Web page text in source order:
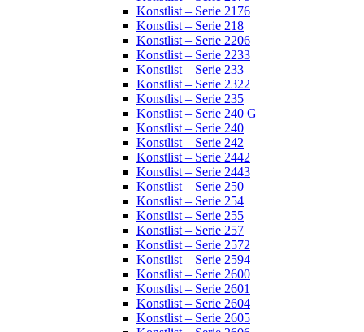
Konstlist – Serie 2176
Konstlist – Serie 218
Konstlist – Serie 2206
Konstlist – Serie 2233
Konstlist – Serie 233
Konstlist – Serie 2322
Konstlist – Serie 235
Konstlist – Serie 240 G
Konstlist – Serie 240
Konstlist – Serie 242
Konstlist – Serie 2442
Konstlist – Serie 2443
Konstlist – Serie 250
Konstlist – Serie 254
Konstlist – Serie 255
Konstlist – Serie 257
Konstlist – Serie 2572
Konstlist – Serie 2594
Konstlist – Serie 2600
Konstlist – Serie 2601
Konstlist – Serie 2604
Konstlist – Serie 2605